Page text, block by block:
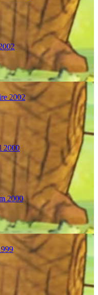
2002
2000
2000